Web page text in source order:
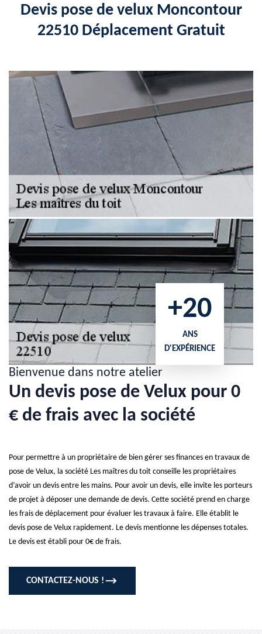
Devis pose de velux Moncontour
22510 Déplacement Gratuit
+20
ANS
D'EXPÉRIENCE
Bienvenue dans notre atelier
Un devis pose de Velux pour 0
€ de frais avec la société
Pour permettre à un propriétaire de bien gérer ses finances en travaux de
pose de Velux, la société Les maîtres du toit conseille les propriétaires
d’avoir un devis entre les mains. Pour avoir un devis, elle invite les porteurs
de projet à déposer une demande de devis. Cette société prend en charge
les frais de déplacement pour évaluer les travaux à faire. Elle établit le
devis pose de Velux rapidement. Le devis mentionne les dépenses totales.
Le devis est établi pour 0€ de frais.
CONTACTEZ-NOUS !